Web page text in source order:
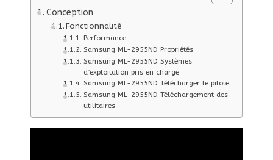
Conception
Fonctionnalité
Performance
Samsung ML-2955ND Propriétés
Samsung ML-2955ND Systèmes
d’exploitation pris en charge
Samsung ML-2955ND Télécharger le pilote
Samsung ML-2955ND Téléchargement des
utilitaires